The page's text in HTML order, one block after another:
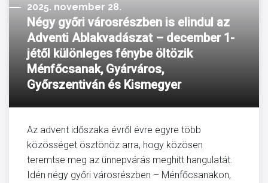
2025. november 28.
Négy győri városrészben is elindul az
Adventi Ablakvadászat – december 1-
jétől különleges fénybe öltözik
Ménfőcsanak, Gyárváros,
Győrszentiván és Kismegyer
Az advent időszaka évről évre egyre több
közösséget ösztönöz arra, hogy közösen
teremtse meg az ünnepvárás meghitt hangulatát.
Idén négy győri városrészben – Ménfőcsanakon,